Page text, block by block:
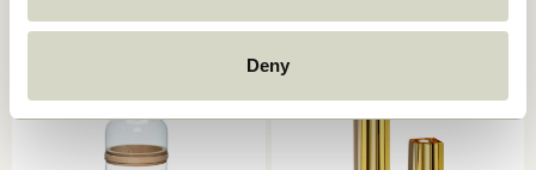
Deny